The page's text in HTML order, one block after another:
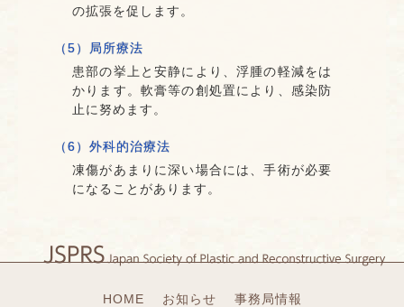
の拡張を促します。
（5）局所療法
患部の挙上と安静により、浮腫の軽減をは
かります。軟膏等の創処置により、感染防
止に努めます。
（6）外科的治療法
凍傷があまりに深い場合には、手術が必要
になることがあります。
HOME お知らせ 事務局情報